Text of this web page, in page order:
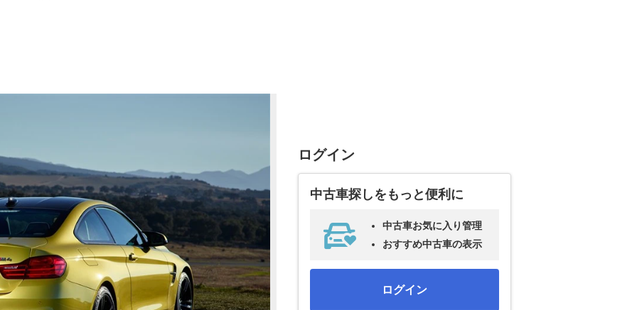
ログイン
中古車探しをもっと便利に
中古車お気に入り管理
おすすめ中古車の表示
ログイン